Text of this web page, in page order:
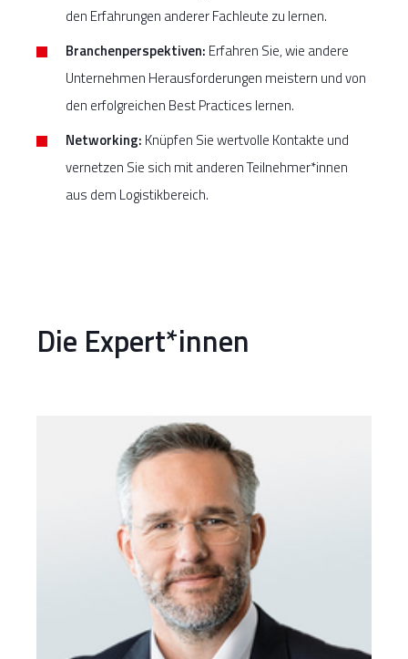
den Erfahrungen anderer Fachleute zu lernen.
Branchenperspektiven: Erfahren Sie, wie andere
Unternehmen Herausforderungen meistern und von
den erfolgreichen Best Practices lernen.
Networking: Knüpfen Sie wertvolle Kontakte und
vernetzen Sie sich mit anderen Teilnehmer*innen
aus dem Logistikbereich.
Die Expert*innen